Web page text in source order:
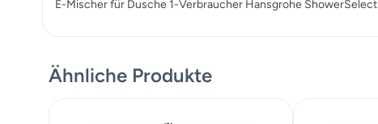
E-Mischer für Dusche 1-Verbraucher Hansgrohe ShowerSelect
Ähnliche Produkte